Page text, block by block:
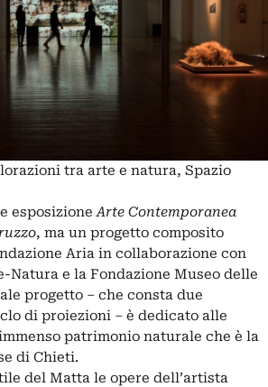
tra arte e natura, Spazio
esposizioneArte Contemporanea
, ma un progetto composito
Aria in collaborazione con
Natura e la Fondazione Museo delle
progetto – che consta due
di proiezioni – è dedicato alle
patrimonio naturale che è la
di Chieti.
del Matta le opere dell’artista